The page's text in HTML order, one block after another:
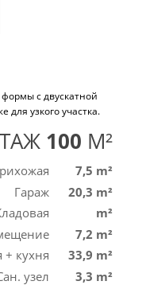
100 M²
7,5 m²
Гараж
20,3 m²
m²
7,2 m²
+ кухня
33,9 m²
узел
3,3 m²